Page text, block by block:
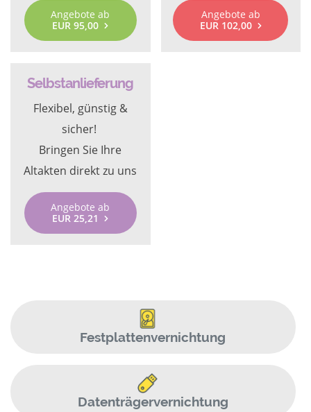
Angebote ab
EUR 95,00
Angebote ab
EUR 102,00
Selbstanlieferung
Flexibel, günstig &
sicher!
Bringen Sie Ihre
Altakten direkt zu uns
Angebote ab
EUR 25,21
Festplattenvernichtung
Datenträgervernichtung